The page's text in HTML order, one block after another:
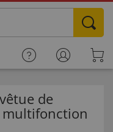
de
multifonction